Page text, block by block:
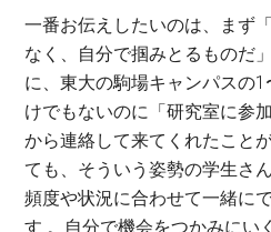
一番お伝えしたいのは、まず
なく、自分で掴みとるものだ
に、東大の駒場キャンパスの
けでもないのに「研究室に参
から連絡して来てくれたこと
ても、そういう姿勢の学生さ
頻度や状況に合わせて一緒に
す 。自分で機会をつかみにい